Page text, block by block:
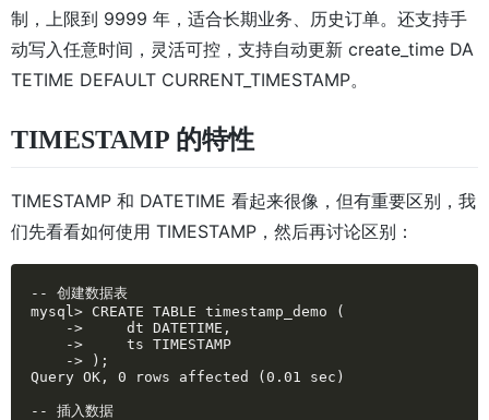
制，上限到 9999 年，适合长期业务、历史订单。还支持手
动写入任意时间，灵活可控，支持自动更新 create_time DA
TETIME DEFAULT CURRENT_TIMESTAMP。
TIMESTAMP 的特性
TIMESTAMP 和 DATETIME 看起来很像，但有重要区别，我
们先看看如何使用 TIMESTAMP，然后再讨论区别：
-- 创建数据表
mysql> CREATE TABLE timestamp_demo (
->     dt DATETIME,
->     ts TIMESTAMP
-> );
Query OK, 0 rows affected (0.01 sec)
-- 插入数据